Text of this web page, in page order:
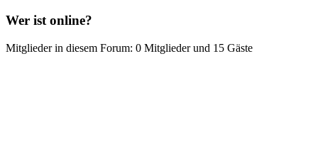
Wer ist online?
Mitglieder in diesem Forum: 0 Mitglieder und 15 Gäste